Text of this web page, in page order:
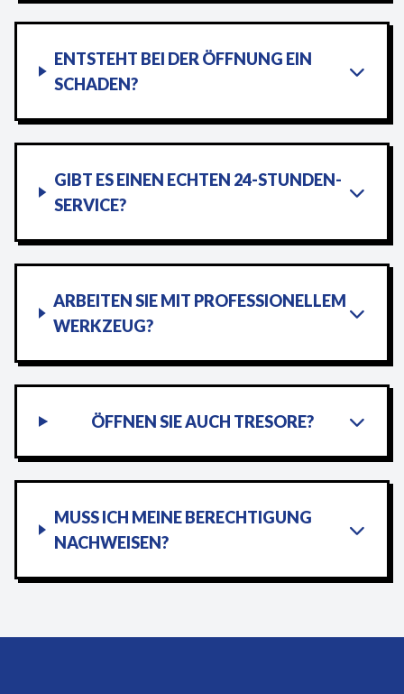
ENTSTEHT BEI DER ÖFFNUNG EIN
SCHADEN?
GIBT ES EINEN ECHTEN 24-STUNDEN-
SERVICE?
ARBEITEN SIE MIT PROFESSIONELLEM
WERKZEUG?
ÖFFNEN SIE AUCH TRESORE?
MUSS ICH MEINE BERECHTIGUNG
NACHWEISEN?